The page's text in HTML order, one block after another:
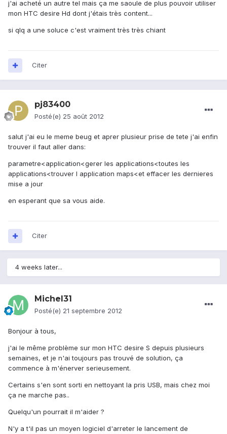
j'ai acheté un autre tel mais ça me saoule de plus pouvoir utiliser
mon HTC desire Hd dont j'étais très content...
si qlq a une soluce c'est vraiment très très chiant
Citer
pj83400
Posté(e) 25 août 2012
salut j'ai eu le meme beug et aprer plusieur prise de tete j'ai enfin
trouver il faut aller dans:
parametre<application<gerer les applications<toutes les
applications<trouver l application maps<et effacer les dernieres
mise a jour
en esperant que sa vous aide.
Citer
4 weeks later...
Michel31
Posté(e) 21 septembre 2012
Bonjour à tous,
j'ai le même problème sur mon HTC desire S depuis plusieurs
semaines, et je n'ai toujours pas trouvé de solution, ça
commence à m'énerver serieusement.
Certains s'en sont sorti en nettoyant la pris USB, mais chez moi
ça ne marche pas..
Quelqu'un pourrait il m'aider ?
N'y a t'il pas un moyen logiciel d'arreter le lancement de